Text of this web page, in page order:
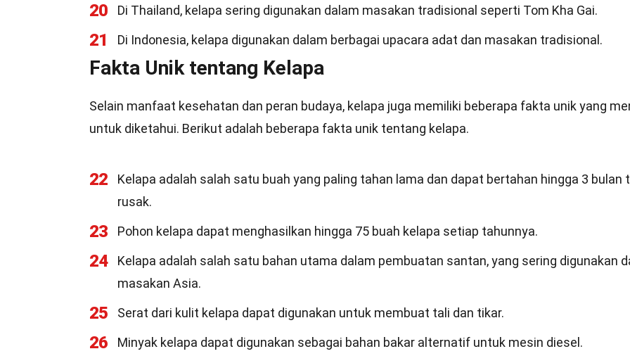
20 Di Thailand, kelapa sering digunakan dalam masakan tradisional seperti Tom Kha Gai.
21 Di Indonesia, kelapa digunakan dalam berbagai upacara adat dan masakan tradisional.
Fakta Unik tentang Kelapa
Selain manfaat kesehatan dan peran budaya, kelapa juga memiliki beberapa fakta unik yang
untuk diketahui. Berikut adalah beberapa fakta unik tentang kelapa.
22
Kelapa adalah salah satu buah yang paling tahan lama dan dapat bertahan hingga 3 bulan
rusak.
23 Pohon kelapa dapat menghasilkan hingga 75 buah kelapa setiap tahunnya.
24
Kelapa adalah salah satu bahan utama dalam pembuatan santan, yang sering digunakan
masakan Asia.
25 Serat dari kulit kelapa dapat digunakan untuk membuat tali dan tikar.
26 Minyak kelapa dapat digunakan sebagai bahan bakar alternatif untuk mesin diesel.